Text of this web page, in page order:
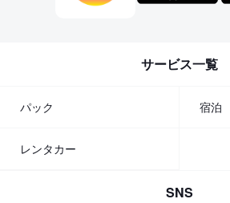
サービス一覧
パック 宿泊
レンタカー
SNS